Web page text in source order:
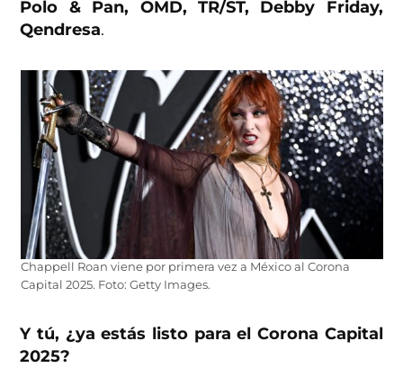
Polo & Pan, OMD, TR/ST, Debby Friday,
Qendresa.
Chappell Roan viene por primera vez a México al Corona
Capital 2025. Foto: Getty Images.
Y tú, ¿ya estás listo para el Corona Capital
2025?